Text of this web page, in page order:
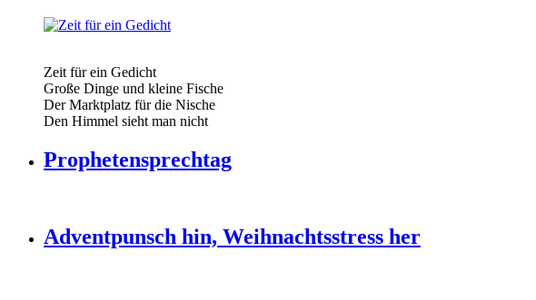
Zeit für ein Gedicht
Große Dinge und kleine Fische
Der Marktplatz für die Nische
Den Himmel sieht man nicht
Prophetensprechtag
Adventpunsch hin, Weihnachtsstress her